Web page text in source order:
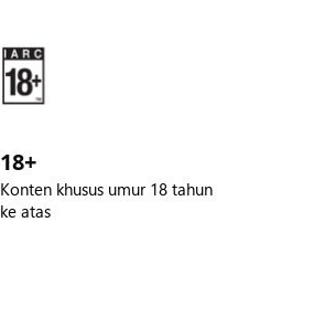
18+
Konten khusus umur 18 tahun
ke atas